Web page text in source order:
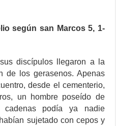
según san Marcos 5, 1-
discípulos llegaron a la
los gerasenos. Apenas
desde el cementerio,
un hombre poseído de
podía ya nadie
sujetado con cepos y